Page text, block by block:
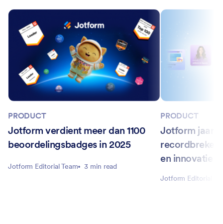
PRODUCT
Jotform verdient meer dan 1100
beoordelingsbadges in 2025
Jotform Editorial Team 3 min read
PRODUCT
Jotform
en innovatie
Jotform Editorial